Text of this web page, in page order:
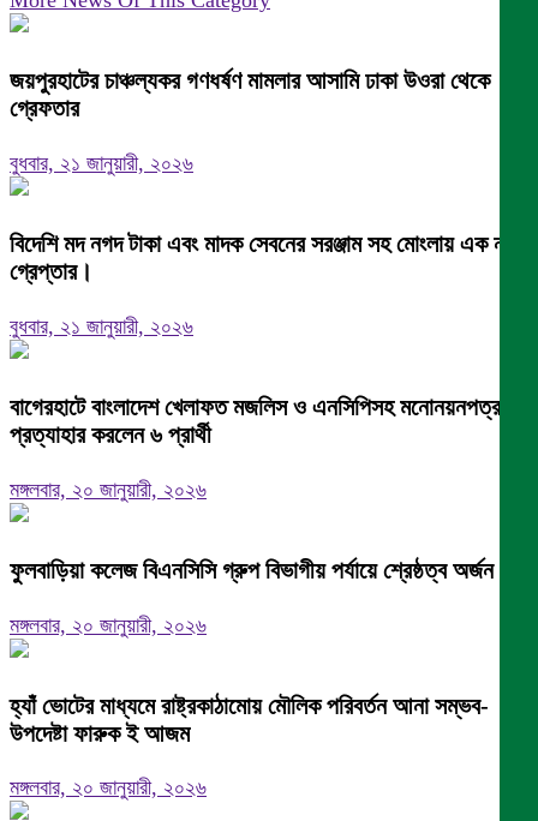
জয়পুরহাটের চাঞ্চল্যকর গণধর্ষণ মামলার আসামি ঢাকা উওরা থেকে
গ্রেফতার
বুধবার, ২১ জানুয়ারী, ২০২৬
বিদেশি মদ নগদ টাকা এবং মাদক সেবনের সরঞ্জাম সহ মোংলায় এক নারী
গ্রেপ্তার।
বুধবার, ২১ জানুয়ারী, ২০২৬
বাগেরহাটে বাংলাদেশ খেলাফত মজলিস ও এনসিপিসহ মনোনয়নপত্র
প্রত্যাহার করলেন ৬ প্রার্থী
মঙ্গলবার, ২০ জানুয়ারী, ২০২৬
ফুলবাড়িয়া কলেজ বিএনসিসি গ্রুপ বিভাগীয় পর্যায়ে শ্রেষ্ঠত্ব অর্জন।
মঙ্গলবার, ২০ জানুয়ারী, ২০২৬
হ্যাঁ ভোটের মাধ্যমে রাষ্ট্রকাঠামোয় মৌলিক পরিবর্তন আনা সম্ভব-
উপদেষ্টা ফারুক ই আজম
মঙ্গলবার, ২০ জানুয়ারী, ২০২৬